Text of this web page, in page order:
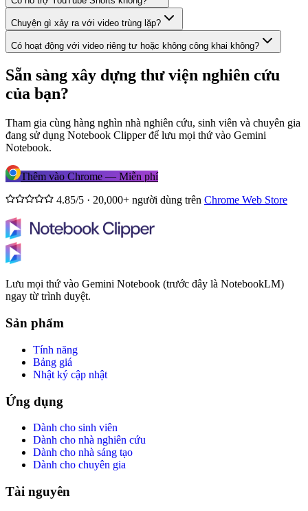
Chuyện gì xảy ra với video trùng lặp?
Có hoạt động với video riêng tư hoặc không công khai không?
Sẵn sàng xây dựng thư viện nghiên cứu
của bạn?
Tham gia cùng hàng nghìn nhà nghiên cứu, sinh viên và chuyên gia
đang sử dụng Notebook Clipper để lưu mọi thứ vào Gemini
Notebook.
Thêm vào Chrome — Miễn phí
4.85/5 · 20,000+ người dùng trên Chrome Web Store
Lưu mọi thứ vào Gemini Notebook (trước đây là NotebookLM)
ngay từ trình duyệt.
Sản phẩm
Tính năng
Bảng giá
Nhật ký cập nhật
Ứng dụng
Dành cho sinh viên
Dành cho nhà nghiên cứu
Dành cho nhà sáng tạo
Dành cho chuyên gia
Tài nguyên